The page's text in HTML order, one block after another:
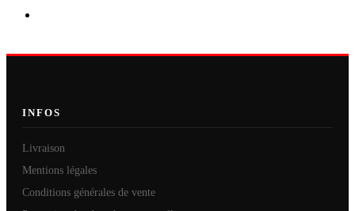
INFOS
Livraison
Mentions légales
Conditions générales de vente